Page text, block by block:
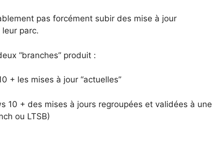
pas forcément subir des mise à jour
parc.
“branches” produit :
+ les mises à jour “actuelles”
10 + des mises à jours regroupées et validées à une
ou LTSB)